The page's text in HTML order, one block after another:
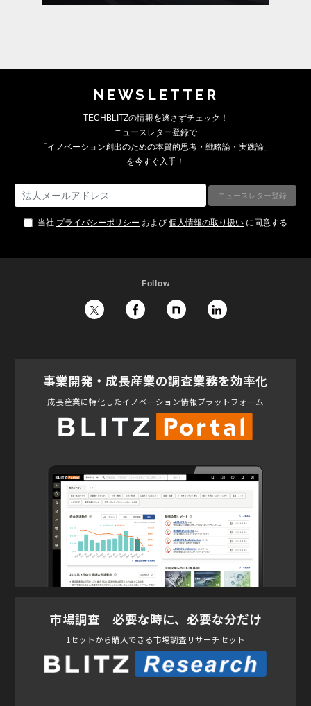
NEWSLETTER
TECHBLITZの情報を逃さずチェック！
ニュースレター登録で
「イノベーション創出のための本質的思考・戦略論・実践論」
を今すぐ入手！
当社 プライバシーポリシー および 個人情報の取り扱い に同意する
Follow
事業開発・成長産業の調査業務を効率化
成長産業に特化したイノベーション情報プラットフォーム
市場調査 必要な時に、必要な分だけ
1セットから購入できる市場調査リサーチセット